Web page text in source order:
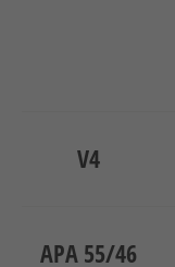
V4
APA 55/46